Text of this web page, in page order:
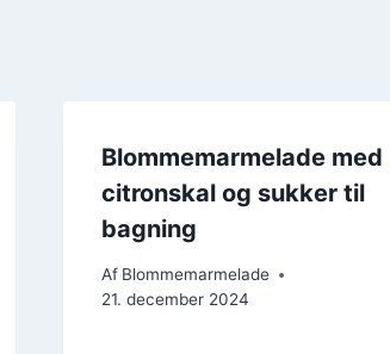
Blommemarmelade med
citronskal og sukker til
bagning
Af Blommemarmelade
21. december 2024